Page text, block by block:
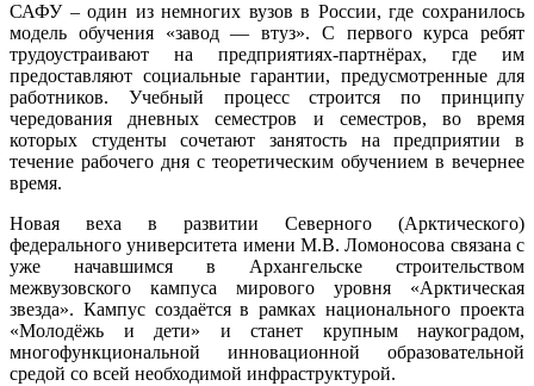
САФУ – один из немногих вузов в России, где сохранилось
модель обучения «завод — втуз». С первого курса ребят
трудоустраивают на предприятиях-партнёрах, где им
предоставляют социальные гарантии, предусмотренные для
работников. Учебный процесс строится по принципу
чередования дневных семестров и семестров, во время
которых студенты сочетают занятость на предприятии в
течение рабочего дня с теоретическим обучением в вечернее
время.
Новая веха в развитии Северного (Арктического)
федерального университета имени М.В. Ломоносова связана с
уже начавшимся в Архангельске строительством
межвузовского кампуса мирового уровня «Арктическая
звезда». Кампус создаётся в рамках национального проекта
«Молодёжь и дети» и станет крупным наукоградом,
многофункциональной инновационной образовательной
средой со всей необходимой инфраструктурой.